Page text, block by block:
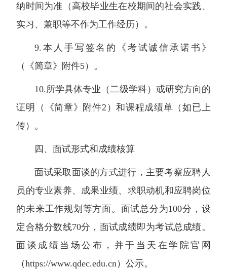
纳时间为准（高校毕业生在校期间的社会实践、
实习、兼职等不作为工作经历）。
9.本人手写签名的《考试诚信承诺书》
（《简章》附件5）。
10.所学具体专业（二级学科）或研究方向的
证明（《简章》附件2）和课程成绩单（如已上
传）。
四、面试形式和成绩核算
面试采取面谈的方式进行，主要考察应聘人
员的专业素养、成果业绩、求职动机和应聘岗位
的未来工作规划等方面。面试总分为100分，设
定合格分数线70分，面试成绩即为考试总成绩。
面谈成绩当场公布，并于当天在学院官网
（https://www.qdec.edu.cn）公示。